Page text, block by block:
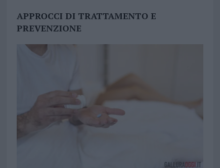
APPROCCI DI TRATTAMENTO E
PREVENZIONE